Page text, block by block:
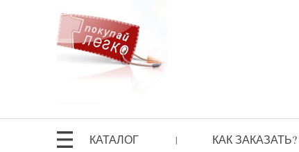
КАТАЛОГ | КАК ЗАКАЗАТЬ?